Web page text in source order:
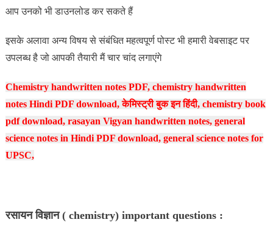
आप उनको भी डाउनलोड कर सकते हैं
इसके अलावा अन्य विषय से संबंधित महत्वपूर्ण पोस्ट भी हमारी वेबसाइट पर
उपलब्ध है जो आपकी तैयारी मैं चार चांद लगाएंगे
Chemistry handwritten notes PDF, chemistry handwritten
notes Hindi PDF download, केमिस्ट्री बुक इन हिंदी, chemistry book
pdf download, rasayan Vigyan handwritten notes, general
science notes in Hindi PDF download, general science notes for
UPSC,
रसायन विज्ञान ( chemistry) important questions :